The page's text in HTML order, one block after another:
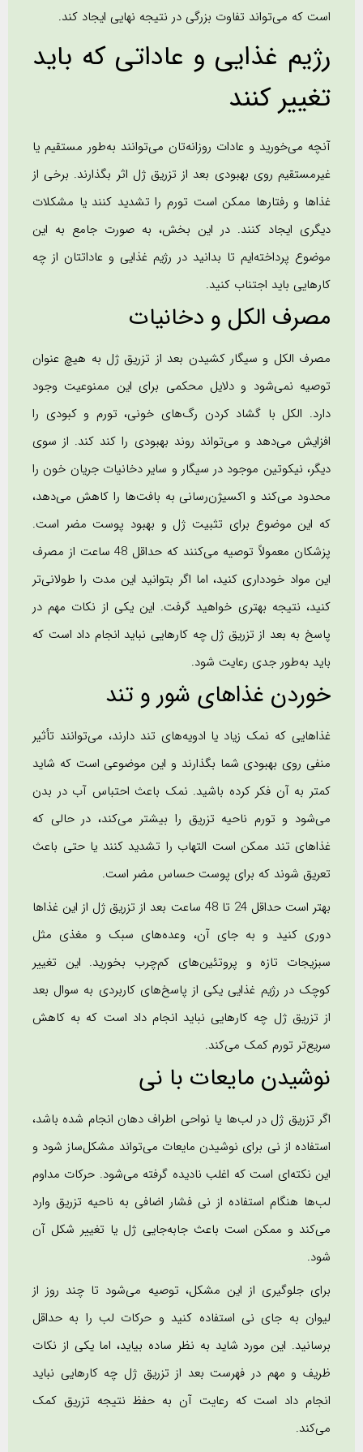
است که می‌تواند تفاوت بزرگی در نتیجه نهایی ایجاد کند.
رژیم غذایی و عاداتی که باید
تغییر کنند
آنچه می‌خورید و عادات روزانه‌تان می‌توانند به‌طور مستقیم یا
غیرمستقیم روی بهبودی بعد از تزریق ژل اثر بگذارند. برخی از
غذاها و رفتارها ممکن است تورم را تشدید کنند یا مشکلات
دیگری ایجاد کنند. در این بخش، به صورت جامع به این
موضوع پرداخته‌ایم تا بدانید در رژیم غذایی و عاداتتان از چه
کارهایی باید اجتناب کنید.
مصرف الکل و دخانیات
مصرف الکل و سیگار کشیدن بعد از تزریق ژل به هیچ عنوان
توصیه نمی‌شود و دلایل محکمی برای این ممنوعیت وجود
دارد. الکل با گشاد کردن رگ‌های خونی، تورم و کبودی را
افزایش می‌دهد و می‌تواند روند بهبودی را کند کند. از سوی
دیگر، نیکوتین موجود در سیگار و سایر دخانیات جریان خون را
محدود می‌کند و اکسیژن‌رسانی به بافت‌ها را کاهش می‌دهد،
که این موضوع برای تثبیت ژل و بهبود پوست مضر است.
پزشکان معمولاً توصیه می‌کنند که حداقل 48 ساعت از مصرف
این مواد خودداری کنید، اما اگر بتوانید این مدت را طولانی‌تر
کنید، نتیجه بهتری خواهید گرفت. این یکی از نکات مهم در
پاسخ به بعد از تزریق ژل چه کارهایی نباید انجام داد است که
باید به‌طور جدی رعایت شود.
خوردن غذاهای شور و تند
غذاهایی که نمک زیاد یا ادویه‌های تند دارند، می‌توانند تأثیر
منفی روی بهبودی شما بگذارند و این موضوعی است که شاید
کمتر به آن فکر کرده باشید. نمک باعث احتباس آب در بدن
می‌شود و تورم ناحیه تزریق را بیشتر می‌کند، در حالی که
غذاهای تند ممکن است التهاب را تشدید کنند یا حتی باعث
تعریق شوند که برای پوست حساس مضر است.
بهتر است حداقل 24 تا 48 ساعت بعد از تزریق ژل از این غذاها
دوری کنید و به جای آن، وعده‌های سبک و مغذی مثل
سبزیجات تازه و پروتئین‌های کم‌چرب بخورید. این تغییر
کوچک در رژیم غذایی یکی از پاسخ‌های کاربردی به سوال بعد
از تزریق ژل چه کارهایی نباید انجام داد است که به کاهش
سریع‌تر تورم کمک می‌کند.
نوشیدن مایعات با نی
اگر تزریق ژل در لب‌ها یا نواحی اطراف دهان انجام شده باشد،
استفاده از نی برای نوشیدن مایعات می‌تواند مشکل‌ساز شود و
این نکته‌ای است که اغلب نادیده گرفته می‌شود. حرکات مداوم
لب‌ها هنگام استفاده از نی فشار اضافی به ناحیه تزریق وارد
می‌کند و ممکن است باعث جابه‌جایی ژل یا تغییر شکل آن
شود.
برای جلوگیری از این مشکل، توصیه می‌شود تا چند روز از
لیوان به جای نی استفاده کنید و حرکات لب را به حداقل
برسانید. این مورد شاید به نظر ساده بیاید، اما یکی از نکات
ظریف و مهم در فهرست بعد از تزریق ژل چه کارهایی نباید
انجام داد است که رعایت آن به حفظ نتیجه تزریق کمک
می‌کند.